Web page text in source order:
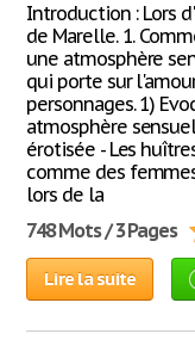
Introduction : Lors
de Marelle. 1.
une atmosphère
qui porte sur
personnages. 1)
atmosphère
érotisée - Les
comme des
lors de la
748 Mots / 3 Pages
Lire la suite